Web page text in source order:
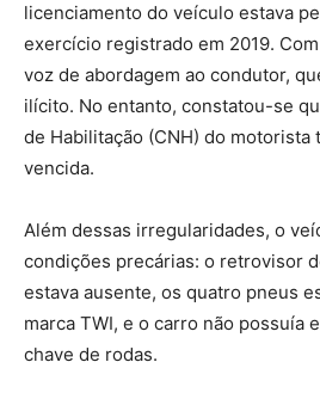
licenciamento do veículo estava
exercício registrado em 2019.
voz de abordagem ao condutor,
ilícito. No entanto, constatou-se
de Habilitação (CNH) do motorista
vencida.
Além dessas irregularidades, o
condições precárias: o retrovisor
estava ausente, os quatro pneus
marca TWI, e o carro não possuía
chave de rodas.